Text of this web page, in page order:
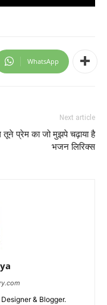
WhatsApp
Next article
तूने प्रेम का जो मुझपे चढ़ाया है
भजन लिरिक्स
& Blogger.